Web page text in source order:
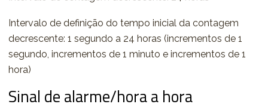
Intervalo de definição do tempo inicial da contagem
decrescente: 1 segundo a 24 horas (incrementos de 1
segundo, incrementos de 1 minuto e incrementos de 1
hora)
Sinal de alarme/hora a hora